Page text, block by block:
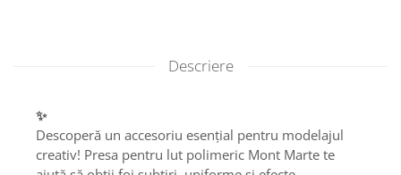
Descriere
✨
Descoperă un accesoriu esențial pentru modelajul
creativ! Presa pentru lut polimeric Mont Marte te